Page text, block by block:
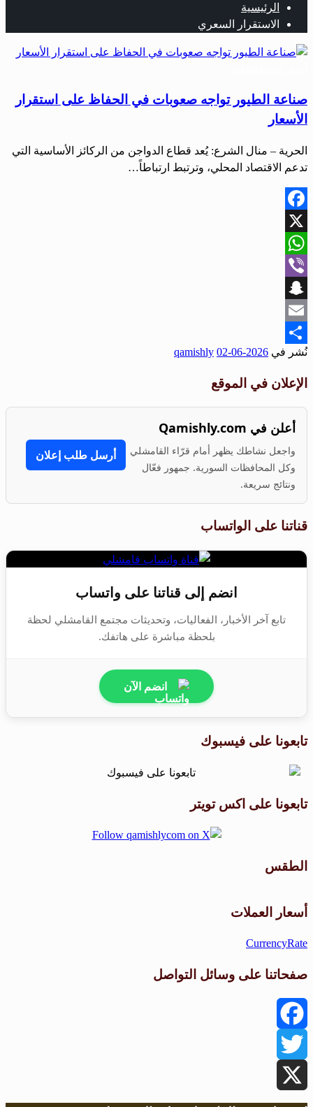
الرئيسية
الاستقرار السعري
صناعة الطيور تواجه صعوبات في الحفاظ على استقرار
الأسعار
الحرية – منال الشرع: يُعد قطاع الدواجن من الركائز الأساسية التي
تدعم الاقتصاد المحلي، وترتبط ارتباطاً…
Facebook
X
WhatsApp
Viber
Snapchat
Email
Share
نُشر في 2026-06-02
qamishly
الإعلان في الموقع
أعلن في Qamishly.com
واجعل نشاطك يظهر أمام قرّاء القامشلي
وكل المحافظات السورية. جمهور فعّال
ونتائج سريعة.
أرسل طلب إعلان
قناتنا على الواتساب
انضم إلى قناتنا على واتساب
تابع آخر الأخبار، الفعاليات، وتحديثات مجتمع القامشلي لحظة
بلحظة مباشرة على هاتفك.
انضم الآن
تابعونا على فيسبوك
تابعونا على اكس تويتر
الطقس
أسعار العملات
CurrencyRate
صفحاتنا على وسائل التواصل
Facebook
Twitter